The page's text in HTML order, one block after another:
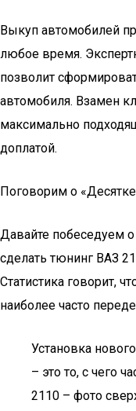
Выкуп автомобилей
любое время.
позволит
автомобиля. Взамен
максимально
доплатой.
Поговорим о
Давайте побеседуем
сделать тюнинг ВАЗ
Статистика говорит,
наиболее часто
Установка
– это то, с чего
2110 – фото